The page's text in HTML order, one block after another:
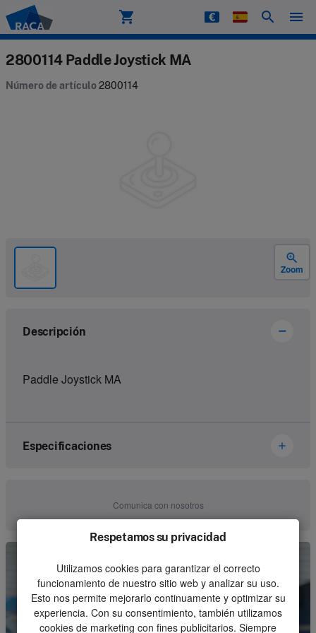
Raca shopping_cart search menu
2800114 Paddle Joystick MA
Número de artículo 2800114
zoom_in
Zoom
Descripción
Paddle Joystick MA
Especificaciones
Unit
Piece
Minimum order quantity
1
Comunica con nosotros
Respetamos su privacidad
Utilizamos cookies para garantizar el correcto
funcionamiento de nuestro sitio web y analizar su uso.
Esto nos permite mejorarlo continuamente y optimizar su
experiencia. Con su consentimiento, también utilizamos
cookies de marketing con fines publicitarios. Siempre